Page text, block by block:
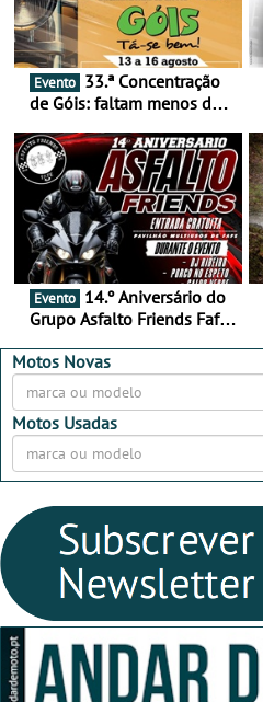
Evento
de Góis: faltam menos de
16 de agosto
Evento
Grupo Asfalto Friends Fafe,
2026
Motos Novas
Motos Usadas